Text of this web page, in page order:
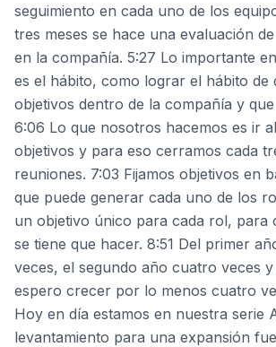
seguimiento en cada uno de los
tres meses se hace una evaluación
en la compañía. 5:27 Lo importante
es el hábito, como lograr el hábito de
objetivos dentro de la compañía y
6:06 Lo que nosotros hacemos es ir
objetivos y para eso cerramos cada
reuniones. 7:03 Fijamos objetivos en
que puede generar cada uno de los
un objetivo único para cada rol, para
se tiene que hacer. 8:51 Del primer
veces, el segundo año cuatro veces
espero crecer por lo menos cuatro
Hoy en día estamos en nuestra serie
levantamiento para una expansión